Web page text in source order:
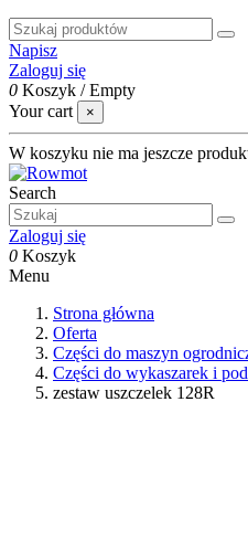
Napisz
Zaloguj się
0 Koszyk /Empty
Your cart
×
W koszyku nie ma jeszcze
Search
Zaloguj się
0 Koszyk
Menu
Strona główna
Oferta
Części do maszyn
Części do wykaszarek i
zestaw uszczelek 128R